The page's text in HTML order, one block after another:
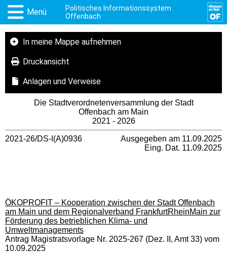
Menü
Politisches Informationssystem
Offenbach
In meine Mappe aufnehmen
Druckansicht
Anlagen und Verweise
Die Stadtverordnetenversammlung der Stadt
Offenbach am Main
2021 - 2026
2021-26/DS-I(A)0936
Ausgegeben am 11.09.2025
Eing. Dat. 11.09.2025
ÖKOPROFIT – Kooperation zwischen der Stadt Offenbach
am Main und dem Regionalverband FrankfurtRheinMain zur
Förderung des betrieblichen Klima- und
Umweltmanagements
Antrag Magistratsvorlage Nr. 2025-267 (Dez. II, Amt 33) vom
10.09.2025